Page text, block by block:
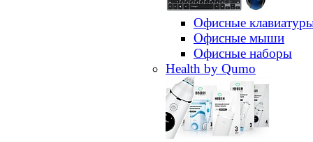
Офисные
Офисные мыши
Офисные наборы
Health by Qumo